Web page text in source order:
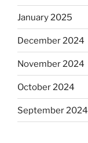
January 2025
December 2024
November 2024
October 2024
September 2024